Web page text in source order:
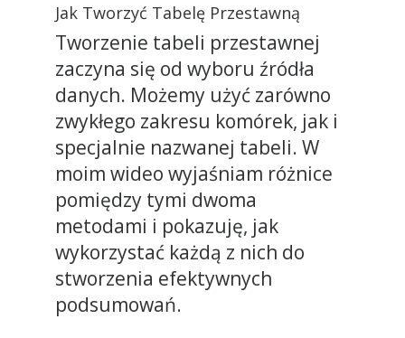
Jak Tworzyć Tabelę Przestawną
Tworzenie tabeli przestawnej
zaczyna się od wyboru źródła
danych. Możemy użyć zarówno
zwykłego zakresu komórek, jak i
specjalnie nazwanej tabeli. W
moim wideo wyjaśniam różnice
pomiędzy tymi dwoma
metodami i pokazuję, jak
wykorzystać każdą z nich do
stworzenia efektywnych
podsumowań.